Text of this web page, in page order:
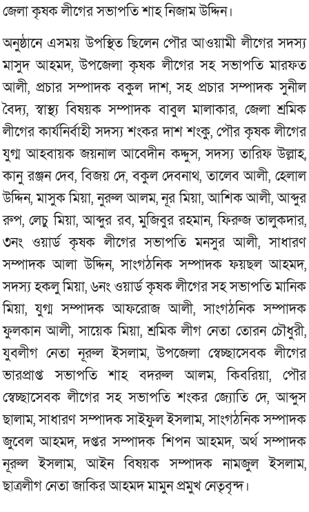
জেলা কৃষক লীগের সভাপতি শাহ নিজাম উদ্দিন।
অনুষ্ঠানে এসময় উপস্থিত ছিলেন পৌর আওয়ামী লীগের সদস্য
মাসুদ আহমদ, উপজেলা কৃষক লীগের সহ সভাপতি মারফত
আলী, প্রচার সম্পাদক বকুল দাশ, সহ প্রচার সম্পাদক সুনীল
বৈদ্য, স্বাস্থ্য বিষয়ক সম্পাদক বাবুল মালাকার, জেলা শ্রমিক
লীগের কার্যনির্বাহী সদস্য শংকর দাশ শংকু, পৌর কৃষক লীগের
যুগ্ম আহবায়ক জয়নাল আবেদীন কদ্দুস, সদস্য তারিফ উল্লাহ,
কানু রঞ্জন দেব, বিজয় দে, বকুল দেবনাথ, তালেব আলী, হেলাল
উদ্দিন, মাসুক মিয়া, নুরুল আলম, নূর মিয়া, আশিক আলী, আব্দুর
রুপ, লেচু মিয়া, আব্দুর রব, মুজিবুর রহমান, ফিরুজ তালুকদার,
৩নং ওয়ার্ড কৃষক লীগের সভাপতি মনসুর আলী, সাধারণ
সম্পাদক আলা উদ্দিন, সাংগঠনিক সম্পাদক ফয়ছল আহমদ,
সদস্য হকলু মিয়া, ৬নং ওয়ার্ড কৃষক লীগের সহ সভাপতি মানিক
মিয়া, যুগ্ম সম্পাদক আফরোজ আলী, সাংগঠনিক সম্পাদক
ফুলকান আলী, সায়েক মিয়া, শ্রমিক লীগ নেতা তোরন চৌধুরী,
যুবলীগ নেতা নূরুল ইসলাম, উপজেলা স্বেচ্ছাসেবক লীগের
ভারপ্রাপ্ত সভাপতি শাহ বদরুল আলম, কিবরিয়া, পৌর
স্বেচ্ছাসেবক লীগের সহ সভাপতি শংকর জ্যোতি দে, আব্দুস
ছালাম, সাধারণ সম্পাদক সাইফুল ইসলাম, সাংগঠনিক সম্পাদক
জুবেল আহমদ, দপ্তর সম্পাদক শিপন আহমদ, অর্থ সম্পাদক
নূরুল ইসলাম, আইন বিষয়ক সম্পাদক নামজুল ইসলাম,
ছাত্রলীগ নেতা জাকির আহমদ মামুন প্রমুখ নেতৃবৃন্দ।